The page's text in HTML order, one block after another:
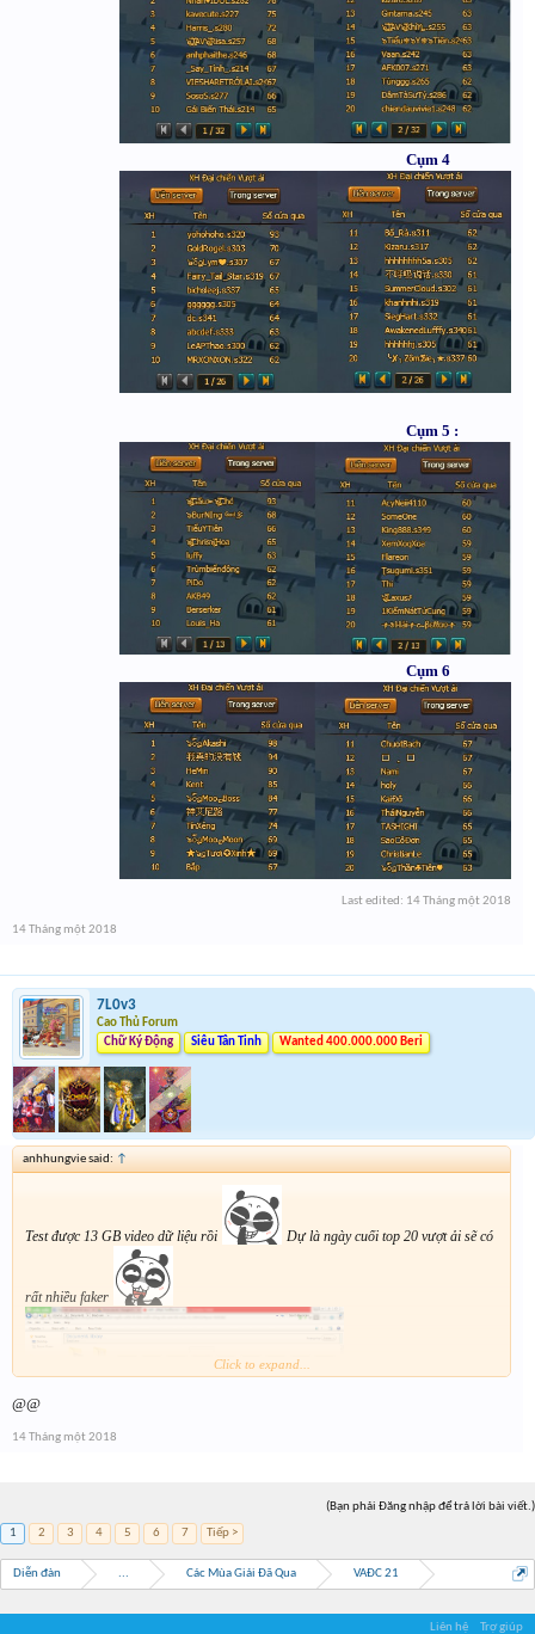
Cụm 4
Cụm 5 :
Cụm 6
Last edited: 14 Tháng một 2018
14 Tháng một 2018
7L0v3
Cao Thủ Forum
Chữ Ký Động
Siêu Tân Tinh Wanted 400.000.000 Beri
anhhungvie said: ↑
Test được 13 GB video dữ liệu rồi Dự là ngày cuối top 20 vượt ải sẽ có
rất nhiều faker
Click to expand...
@@
14 Tháng một 2018
(Bạn phải Đăng nhập để trả lời bài viết.)
1
2 3 4 5 6 7 Tiếp >
Diễn đàn ... Các Mùa Giải Đã Qua VAĐC 21
Liên hệ Trợ giúp